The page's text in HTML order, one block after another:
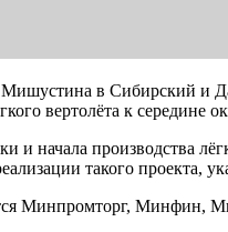
в Сибирский и
вертолёта к середине
и начала производства
такого
Минпромторг, Минфин,